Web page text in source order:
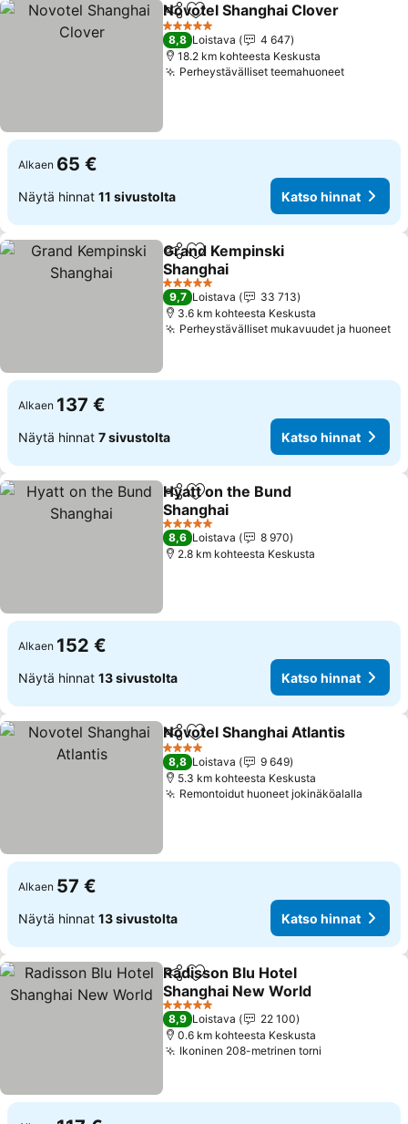
Jaa Lisää suosikkeihin
Novotel Shanghai Clover
5 Tähtiluokitus
8,8 Loistava
4 647
18.2 km kohteesta Keskusta
Perheystävälliset teemahuoneetKatso
Alkaen 65 €
Näytä hinnat 11 sivustolta Katso hinnat
Jaa Lisää suosikkeihin
Grand Kempinski
Shanghai
Katso hinnat
5 Tähtiluokitus
9,7 Loistava
33 713
3.6 km kohteesta Keskusta
Perheystävälliset mukavuudet ja huoneet
Alkaen 137 €
Näytä hinnat 7 sivustolta Katso hinnat
Jaa Lisää suosikkeihin
Hyatt on the Bund
Shanghai
Katso hinnat
5 Tähtiluokitus
8,6 Loistava
8 970
2.8 km kohteesta Keskusta
Alkaen 152 €
Näytä hinnat 13 sivustolta Katso hinnat
Jaa Lisää suosikkeihin
Novotel Shanghai Atlantis
4 Tähtiluokitus
8,8 Loistava
9 649
5.3 km kohteesta Keskusta
Remontoidut huoneet jokinäköalalla
Alkaen 57 €
Näytä hinnat 13 sivustolta Katso hinnat
Jaa Lisää suosikkeihin
Radisson Blu Hotel
Shanghai New World
Katso hinnat
5 Tähtiluokitus
8,9 Loistava
22 100
0.6 km kohteesta Keskusta
Ikoninen 208-metrinen torni